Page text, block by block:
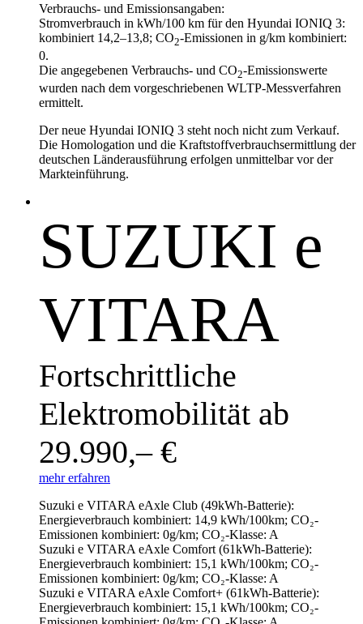
Verbrauchs- und Emissionsangaben:
Stromverbrauch in kWh/100 km für den Hyundai IONIQ 3:
kombiniert 14,2–13,8; CO2-Emissionen in g/km kombiniert:
0.
Die angegebenen Verbrauchs- und CO2-Emissionswerte
wurden nach dem vorgeschriebenen WLTP-Messverfahren
ermittelt.
Der neue Hyundai IONIQ 3 steht noch nicht zum Verkauf.
Die Homologation und die Kraftstoffverbrauchsermittlung der
deutschen Länderausführung erfolgen unmittelbar vor der
Markteinführung.
SUZUKI e
VITARA
Fortschrittliche
Elektromobilität ab
29.990,– €
mehr erfahren
Suzuki e VITARA eAxle Club (49kWh-Batterie):
Energieverbrauch kombiniert: 14,9 kWh/100km; CO₂-
Emissionen kombiniert: 0g/km; CO₂-Klasse: A
Suzuki e VITARA eAxle Comfort (61kWh-Batterie):
Energieverbrauch kombiniert: 15,1 kWh/100km; CO₂-
Emissionen kombiniert: 0g/km; CO₂-Klasse: A
Suzuki e VITARA eAxle Comfort+ (61kWh-Batterie):
Energieverbrauch kombiniert: 15,1 kWh/100km; CO₂-